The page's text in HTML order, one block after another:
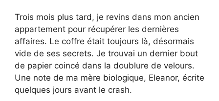
Trois mois plus tard, je revins dans mon ancien
appartement pour récupérer les dernières
affaires. Le coffre était toujours là, désormais
vide de ses secrets. Je trouvai un dernier bout
de papier coincé dans la doublure de velours.
Une note de ma mère biologique, Eleanor, écrite
quelques jours avant le crash.